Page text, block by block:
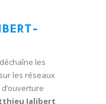
les
les réseaux
Jalibert